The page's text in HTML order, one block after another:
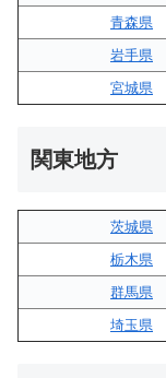
青森県
岩手県
宮城県
関東地方
茨城県
栃木県
群馬県
埼玉県